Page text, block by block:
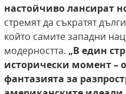
настойчиво лансират
стремят да съкратят
който самите западни
модерността. „В един
исторически момент –
фантазията за